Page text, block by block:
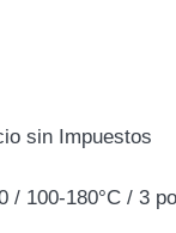
sin Impuestos
/ 100-180°C / 3